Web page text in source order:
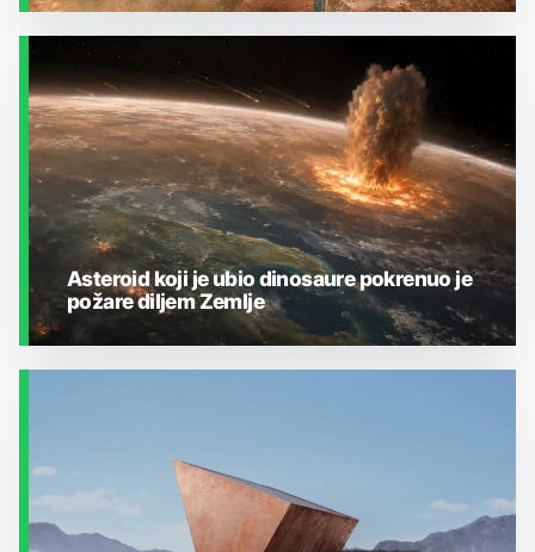
ZEMLJA I OKOLIŠ
Asteroid koji je ubio dinosaure pokrenuo je
požare diljem Zemlje